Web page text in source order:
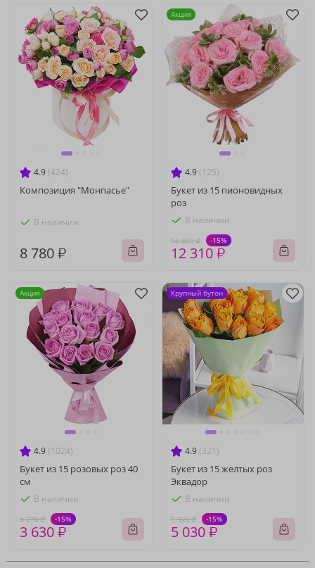
4.9 (424)
Композиция "Монпасье"
В наличии
8 780 ₽
4.9 (125)
Букет из 15 пионовидных
роз
В наличии
14 480 ₽ -15%
12 310 ₽
Акция
4.9 (1024)
Букет из 15 розовых роз 40
см
В наличии
4 270 ₽ -15%
3 630 ₽
Акция
4.9 (321)
Букет из 15 желтых роз
Эквадор
В наличии
5 920 ₽ -15%
5 030 ₽
Крупный бутон